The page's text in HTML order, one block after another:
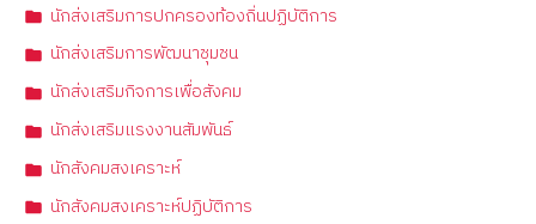
นักส่งเสริมการปกครองท้องถิ่นปฏิบัติการ
นักส่งเสริมการพัฒนาชุมชน
นักส่งเสริมกิจการเพื่อสังคม
นักส่งเสริมแรงงานสัมพันธ์
นักสังคมสงเคราะห์
นักสังคมสงเคราะห์ปฏิบัติการ